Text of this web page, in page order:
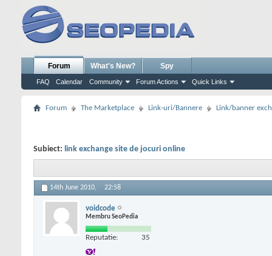
Forum
FAQ Calendar Community Forum Actions Quick Links
What's New? Spy
Forum The Marketplace Link-uri/Bannere Link/banner
Subiect: link exchange site de jocuri online
14th June 2010, 22:58
voidcode
Membru SeoPedia
Reputatie: 35